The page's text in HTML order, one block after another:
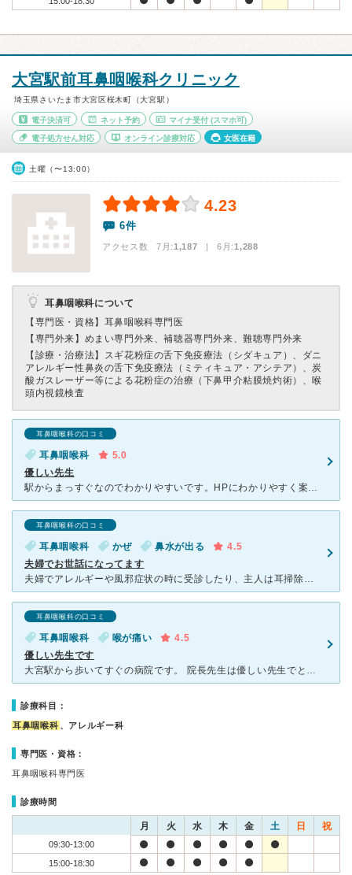
大宮駅前耳鼻咽喉科クリニック
埼玉県さいたま市大宮区桜木町（大宮駅）
電子決済可 ネット予約 マイナ受付 (スマホ可)
電子処方せん対応 オンライン診療対応 女医在籍
土曜（〜13:00）
4.23
6件
アクセス数 7月:1,187 | 6月:1,288
耳鼻咽喉科について
【専門医・資格】 耳鼻咽喉科専門医
【専門外来】 めまい専門外来、補聴器専門外来、難聴専門外来
【診療・治療法】 スギ花粉症の舌下免疫療法（シダキュア）、ダニ
アレルギー性鼻炎の舌下免疫療法（ミティキュア・アシテア）、炭
酸ガスレーザー等による花粉症の治療（下鼻甲介粘膜焼灼術）、喉
頭内視鏡検査
耳鼻咽喉科の口コミ
耳鼻咽喉科
5.0
優しい先生
駅からまっすぐなのでわかりやすいです。HPにわかりやすく案内がのっているので迷わずに行けました。ネットでの当日の予約で、進み具合も随時見ることができますが、どのぐらい前になったら行けば待たないのかがな
耳鼻咽喉科の口コミ
耳鼻咽喉科 かぜ 鼻水が出る
4.5
夫婦でお世話になってます
夫婦でアレルギーや風邪症状の時に受診したり、主人は耳掃除でもお世話になっていてます。 いつでもすごく混んでいますが、予約できるし、時間になってから病院にいけるのでとてもいいです。 先生も何人かいる
耳鼻咽喉科の口コミ
耳鼻咽喉科 喉が痛い
4.5
優しい先生です
大宮駅から歩いてすぐの病院です。 院長先生は優しい先生でとても話しやすくなんでも聞けます。 喉が悪くて来てるのに顎関節症で口があまり開かなく不安でしたが無理しなくていいからねと言っていただき次回受
診療科目：
耳鼻咽喉科 、アレルギー科
専門医・資格：
耳鼻咽喉科専門医
診療時間
月 火 水 木 金 土 日 祝
09:30-13:00
15:00-18:30